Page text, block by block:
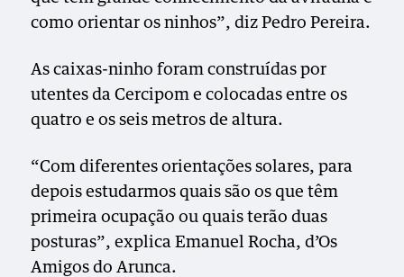
como orientar os ninhos”, diz Pedro Pereira.
As caixas-ninho foram construídas por
utentes da Cercipom e colocadas entre os
quatro e os seis metros de altura.
“Com diferentes orientações solares, para
depois estudarmos quais são os que têm
primeira ocupação ou quais terão duas
posturas”, explica Emanuel Rocha, d’Os
Amigos do Arunca.